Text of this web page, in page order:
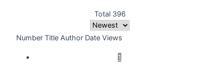
Total 396
Number Title Author Date Views
1